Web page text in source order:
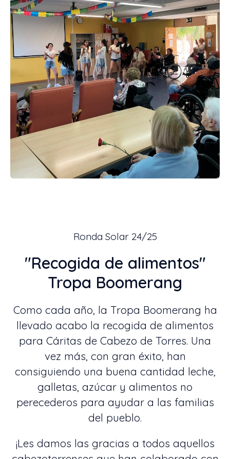
Ronda Solar 24/25
"Recogida de alimentos"
Tropa Boomerang
Como cada año, la Tropa Boomerang ha
llevado acabo la recogida de alimentos
para Cáritas de Cabezo de Torres. Una
vez más, con gran éxito, han
consiguiendo una buena cantidad leche,
galletas, azúcar y alimentos no
perecederos para ayudar a las familias
del pueblo.
¡Les damos las gracias a todos aquellos